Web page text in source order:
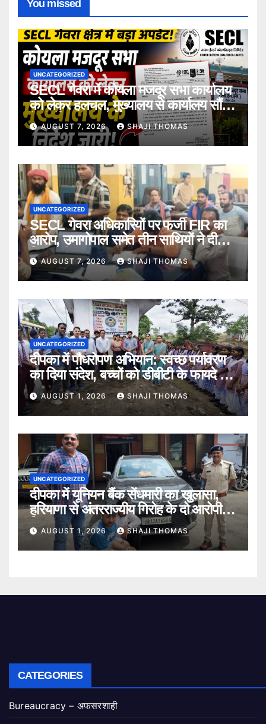
You missed
UNCATEGORIZED
SECL गेवरा में कोयला मजदूर सभा कार्यालय
को लेकर हलचल, मुख्यालय से कार्यालय सौंपने
के निर्देश।
AUGUST 7, 2026 SHAJI THOMAS
UNCATEGORIZED
SECL गेवरा अधिकारियों पर फर्जी FIR का
आरोप, उमागोपाल समेत तीन साथियों ने दी
गिरफ्तारी।
AUGUST 7, 2026 SHAJI THOMAS
UNCATEGORIZED
दीपका में पौधरोपण अभियान: स्वच्छ पर्यावरण
का दिया संदेश, बच्चों को डीबीटी के फायदे भी
बताए।
AUGUST 1, 2026 SHAJI THOMAS
UNCATEGORIZED
दीपका में यूनियन बैंक सेंधमारी का खुलासा,
हरियाणा से अंतरराज्यीय गिरोह के दो आरोपी
गिरफ्तार।
AUGUST 1, 2026 SHAJI THOMAS
CATEGORIES
Bureaucracy – अफसरशाही